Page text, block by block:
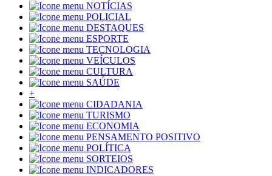
NOTÍCIAS
POLICIAL
DESTAQUES
ESPORTE
TECNOLOGIA
VEÍCULOS
CULTURA
SAÚDE
+
CIDADANIA
TURISMO
ECONOMIA
PENSAMENTO POSITIVO
POLÍTICA
SORTEIOS
INDICADORES